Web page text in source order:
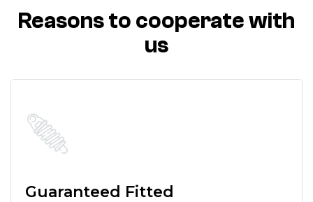
Reasons to cooperate with
us
Guaranteed Fitted